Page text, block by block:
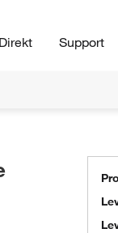
Support